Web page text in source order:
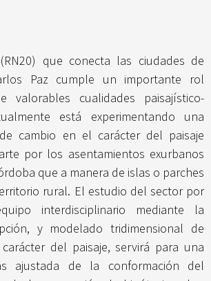
que conecta las ciudades de
Paz cumple un importante rol
valorables cualidades paisajístico-
está experimentando una
cambio en el carácter del paisaje
por los asentamientos exurbanos
que a manera de islas o parches
rural. El estudio del sector por
interdisciplinario mediante la
y modelado tridimensional de
del paisaje, servirá para una
ajustada de la conformación del